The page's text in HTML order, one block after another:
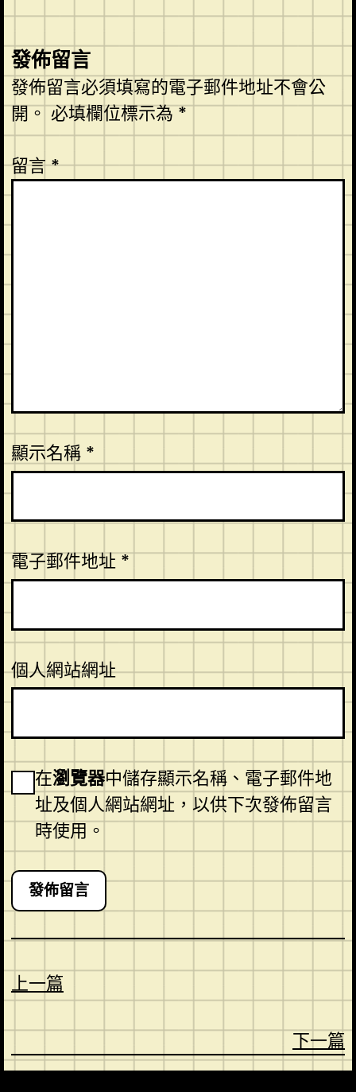
發佈留言
發佈留言必須填寫的電子郵件地址不會公
開。必填欄位標示為*
留言*
顯示名稱 *
電子郵件地址*
個人網站網址
在瀏覽器中儲存顯示名稱、電子郵件地
址及個人網站網址，以供下次發佈留言
時使用。
上一篇
下一篇